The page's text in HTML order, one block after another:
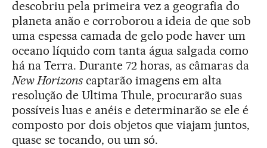
descobriu pela primeira vez a geografia do
planeta anão e corroborou a ideia de que sob
uma espessa camada de gelo pode haver um
oceano líquido com tanta água salgada como
há na Terra. Durante 72 horas, as câmaras da
New Horizonscaptarão imagens em alta
resolução de Ultima Thule, procurarão suas
possíveis luas e anéis e determinarão se ele é
composto por dois objetos que viajam juntos,
quase se tocando, ou um só.